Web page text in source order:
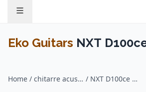
Eko Guitars NXT
Home / chitarre acustiche / Eko Guitars / NXT D100ce See Through Blue